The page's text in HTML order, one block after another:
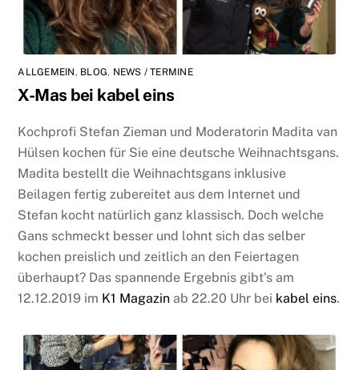
ALLGEMEIN , BLOG, NEWS / TERMINE
X-Mas bei kabel eins
Kochprofi Stefan Zieman und Moderatorin Madita van
Hülsen kochen für Sie eine deutsche Weihnachtsgans.
Madita bestellt die Weihnachtsgans inklusive
Beilagen fertig zubereitet aus dem Internet und
Stefan kocht natürlich ganz klassisch. Doch welche
Gans schmeckt besser und lohnt sich das selber
kochen preislich und zeitlich an den Feiertagen
überhaupt? Das spannende Ergebnis gibt’s am
12.12.2019 im K1 Magazin ab 22.20 Uhr bei kabel eins.